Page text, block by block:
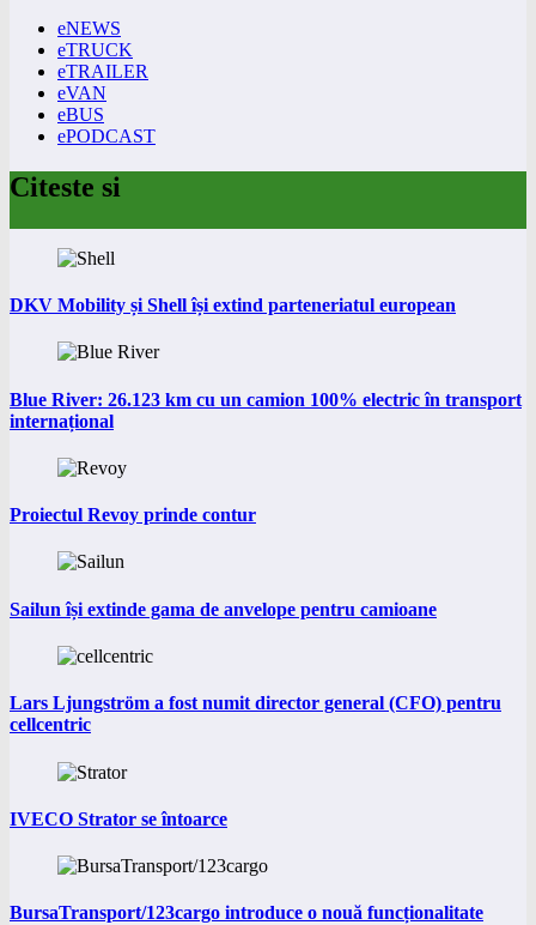
eNEWS
eTRUCK
eTRAILER
eVAN
eBUS
ePODCAST
Citeste si
DKV Mobility și Shell își extind parteneriatul european
Blue River: 26.123 km cu un camion 100% electric în transport
internațional
Proiectul Revoy prinde contur
Sailun își extinde gama de anvelope pentru camioane
Lars Ljungström a fost numit director general (CFO) pentru
cellcentric
IVECO Strator se întoarce
BursaTransport/123cargo introduce o nouă funcționalitate